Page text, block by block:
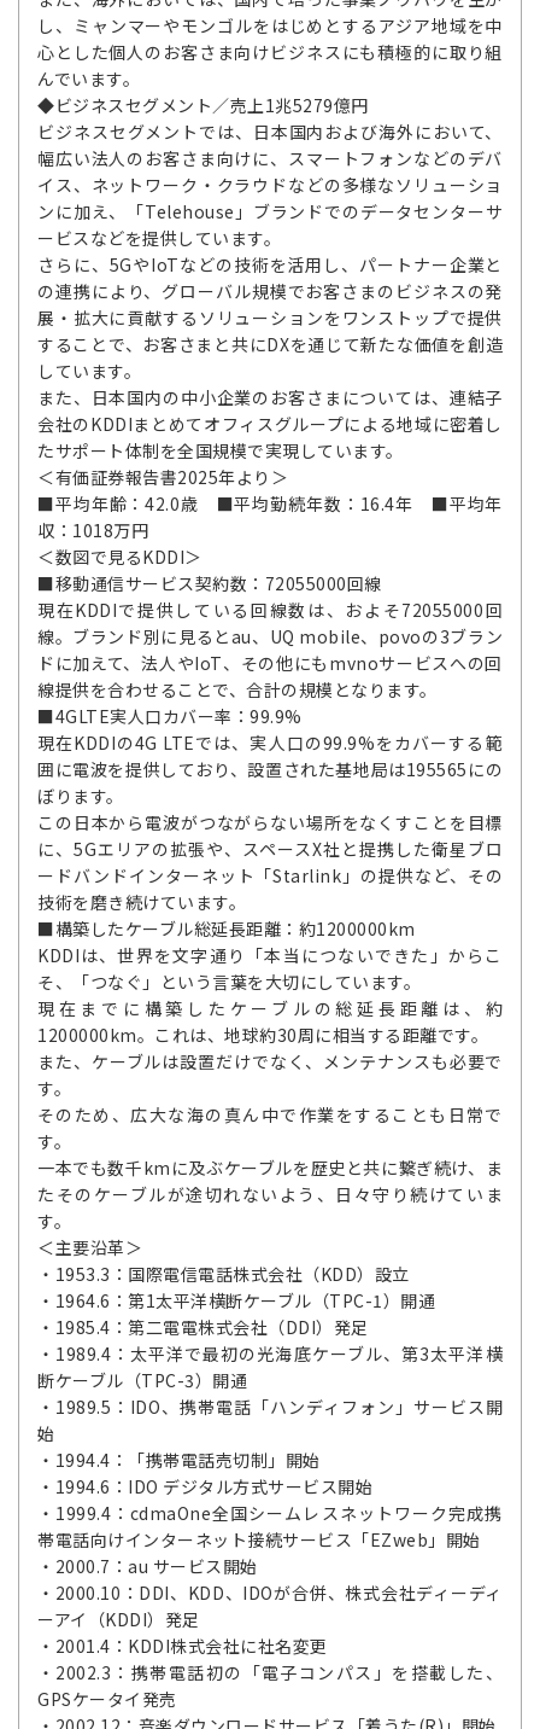
し、ミャンマーやモンゴルをはじめとするアジア地域を中
心とした個人のお客さま向けビジネスにも積極的に取り組
んでいます。
◆ビジネスセグメント／売上1兆5279億円
ビジネスセグメントでは、日本国内および海外において、
幅広い法人のお客さま向けに、スマートフォンなどのデバ
イス、ネットワーク・クラウドなどの多様なソリューショ
ンに加え、「Telehouse」ブランドでのデータセンターサ
ービスなどを提供しています。
さらに、5GやIoTなどの技術を活用し、パートナー企業と
の連携により、グローバル規模でお客さまのビジネスの発
展・拡大に貢献するソリューションをワンストップで提供
することで、お客さまと共にDXを通じて新たな価値を創造
しています。
また、日本国内の中小企業のお客さまについては、連結子
会社のKDDIまとめてオフィスグループによる地域に密着し
たサポート体制を全国規模で実現しています。
＜有価証券報告書2025年より＞
■平均年齢：42.0歳 ■平均勤続年数：16.4年 ■平均年
収：1018万円
＜数図で見るKDDI＞
■移動通信サービス契約数：72055000回線
現在KDDIで提供している回線数は、およそ72055000回
線。ブランド別に見るとau、UQ mobile、povoの3ブラン
ドに加えて、法人やIoT、その他にもmvnoサービスへの回
線提供を合わせることで、合計の規模となります。
■4GLTE実人口カバー率：99.9%
現在KDDIの4G LTEでは、実人口の99.9%をカバーする範
囲に電波を提供しており、設置された基地局は195565にの
ぼります。
この日本から電波がつながらない場所をなくすことを目標
に、5Gエリアの拡張や、スペースX社と提携した衛星ブロ
ードバンドインターネット「Starlink」の提供など、その
技術を磨き続けています。
■構築したケーブル総延長距離：約1200000km
KDDIは、世界を文字通り「本当につないできた」からこ
そ、「つなぐ」という言葉を大切にしています。
現在までに構築したケーブルの総延長距離は、約
1200000km。これは、地球約30周に相当する距離です。
また、ケーブルは設置だけでなく、メンテナンスも必要で
す。
そのため、広大な海の真ん中で作業をすることも日常で
す。
一本でも数千kmに及ぶケーブルを歴史と共に繋ぎ続け、ま
たそのケーブルが途切れないよう、日々守り続けていま
す。
＜主要沿革＞
・1953.3：国際電信電話株式会社（KDD）設立
・1964.6：第1太平洋横断ケーブル（TPC-1）開通
・1985.4：第二電電株式会社（DDI）発足
・1989.4：太平洋で最初の光海底ケーブル、第3太平洋横
断ケーブル（TPC-3）開通
・1989.5：IDO、携帯電話「ハンディフォン」サービス開
始
・1994.4：「携帯電話売切制」開始
・1994.6：IDO デジタル方式サービス開始
・1999.4：cdmaOne全国シームレスネットワーク完成携
帯電話向けインターネット接続サービス「EZweb」開始
・2000.7：au サービス開始
・2000.10：DDI、KDD、IDOが合併、株式会社ディーディ
ーアイ（KDDI）発足
・2001.4：KDDI株式会社に社名変更
・2002.3：携帯電話初の「電子コンパス」を搭載した、
GPSケータイ発売